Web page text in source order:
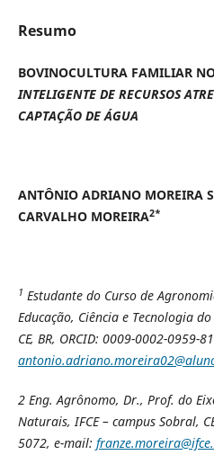
Resumo
BOVINOCULTURA FAMILIAR
INTELIGENTE DE RECURSOS
CAPTAÇÃO DE ÁGUA
ANTÔNIO ADRIANO MOREIRA
CARVALHO MOREIRA2*
1 Estudante do Curso de
Educação, Ciência e Tecnologia
CE, BR, ORCID: 0009-0002-0959-
2Eng. Agrônomo, Dr., Prof. do
Naturais, IFCE – campus Sobral,
5072, e-mail: